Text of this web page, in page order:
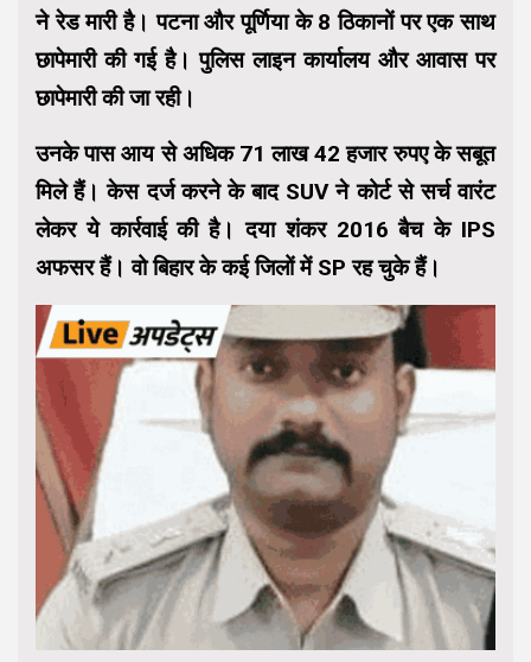
ने रेड मारी है। पटना और पूर्णिया के 8 ठिकानों पर एक साथ
छापेमारी की गई है। पुलिस लाइन कार्यालय और आवास पर
छापेमारी की जा रही।
उनके पास आय से अधिक 71 लाख 42 हजार रुपए के सबूत
मिले हैं। केस दर्ज करने के बाद SUV ने कोर्ट से सर्च वारंट
लेकर ये कार्रवाई की है। दया शंकर 2016 बैच के IPS
अफसर हैं। वो बिहार के कई जिलों में SP रह चुके हैं।